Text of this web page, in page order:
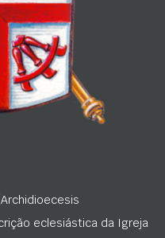
eclesiástica da Igreja